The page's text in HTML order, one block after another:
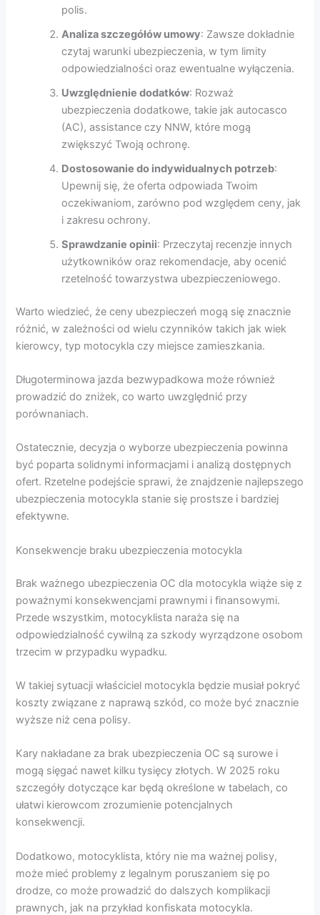
polis.
Analiza szczegółów umowy: Zawsze dokładnie
czytaj warunki ubezpieczenia, w tym limity
odpowiedzialności oraz ewentualne wyłączenia.
Uwzględnienie dodatków: Rozważ
ubezpieczenia dodatkowe, takie jak autocasco
(AC), assistance czy NNW, które mogą
zwiększyć Twoją ochronę.
Dostosowanie do indywidualnych potrzeb:
Upewnij się, że oferta odpowiada Twoim
oczekiwaniom, zarówno pod względem ceny, jak
i zakresu ochrony.
Sprawdzanie opinii: Przeczytaj recenzje innych
użytkowników oraz rekomendacje, aby ocenić
rzetelność towarzystwa ubezpieczeniowego.
Warto wiedzieć, że ceny ubezpieczeń mogą się znacznie
różnić, w zależności od wielu czynników takich jak wiek
kierowcy, typ motocykla czy miejsce zamieszkania.
Długoterminowa jazda bezwypadkowa może również
prowadzić do zniżek, co warto uwzględnić przy
porównaniach.
Ostatecznie, decyzja o wyborze ubezpieczenia powinna
być poparta solidnymi informacjami i analizą dostępnych
ofert. Rzetelne podejście sprawi, że znajdzenie najlepszego
ubezpieczenia motocykla stanie się prostsze i bardziej
efektywne.
Konsekwencje braku ubezpieczenia motocykla
Brak ważnego ubezpieczenia OC dla motocykla wiąże się z
poważnymi konsekwencjami prawnymi i finansowymi.
Przede wszystkim, motocyklista naraża się na
odpowiedzialność cywilną za szkody wyrządzone osobom
trzecim w przypadku wypadku.
W takiej sytuacji właściciel motocykla będzie musiał pokryć
koszty związane z naprawą szkód, co może być znacznie
wyższe niż cena polisy.
Kary nakładane za brak ubezpieczenia OC są surowe i
mogą sięgać nawet kilku tysięcy złotych. W 2025 roku
szczegóły dotyczące kar będą określone w tabelach, co
ułatwi kierowcom zrozumienie potencjalnych
konsekwencji.
Dodatkowo, motocyklista, który nie ma ważnej polisy,
może mieć problemy z legalnym poruszaniem się po
drodze, co może prowadzić do dalszych komplikacji
prawnych, jak na przykład konfiskata motocykla.